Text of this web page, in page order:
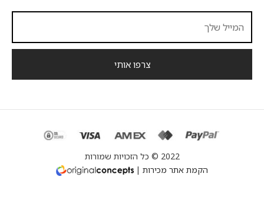
2022 © כל הזכויות שמורות
הקמת אתר מכירות |